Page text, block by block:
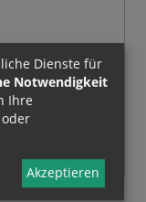
Dienste für
Notwendigkeit
Ihre
Akzeptieren